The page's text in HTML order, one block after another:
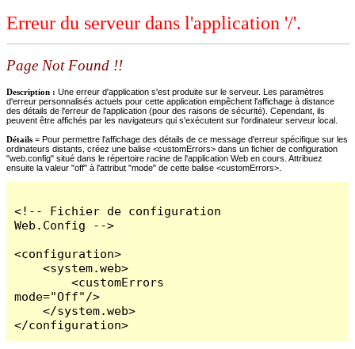
Erreur du serveur dans l'application '/'.
Page Not Found !!
Description : Une erreur d'application s'est produite sur le serveur. Les paramètres
d'erreur personnalisés actuels pour cette application empêchent l'affichage à distance
des détails de l'erreur de l'application (pour des raisons de sécurité). Cependant, ils
peuvent être affichés par les navigateurs qui s'exécutent sur l'ordinateur serveur local.
Détails = Pour permettre l'affichage des détails de ce message d'erreur spécifique sur les
ordinateurs distants, créez une balise <customErrors> dans un fichier de configuration
"web.config" situé dans le répertoire racine de l'application Web en cours. Attribuez
ensuite la valeur "off" à l'attribut "mode" de cette balise <customErrors>.
<!-- Fichier de configuration
Web.Config -->
<configuration>
    <system.web>
        <customErrors
mode="Off"/>
    </system.web>
</configuration>